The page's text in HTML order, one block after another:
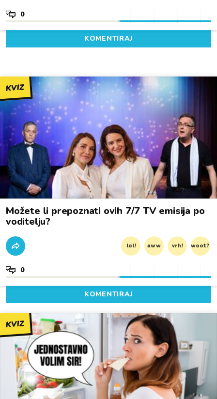
0
KOMENTIRAJ
KVIZ
Možete li prepoznati ovih 7/7 TV emisija po
voditelju?
lol! aww vrh! woot?!
0
KOMENTIRAJ
KVIZ